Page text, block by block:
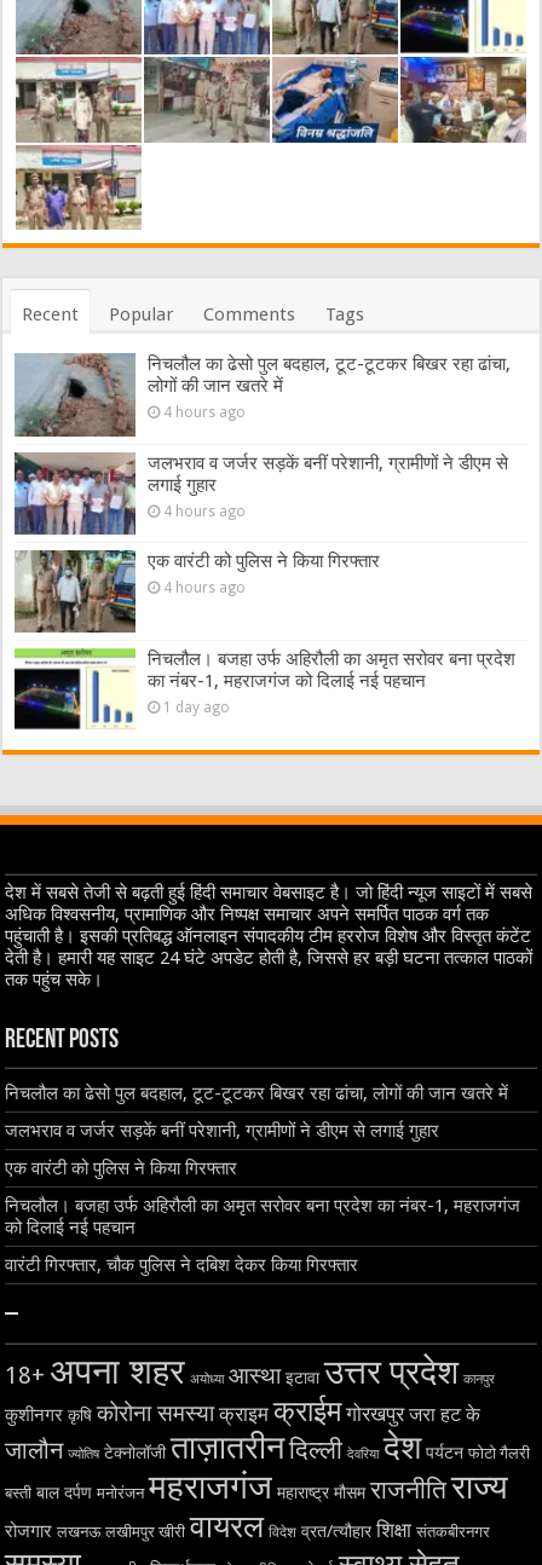
Recent Popular Comments Tags
निचलौल का ढेसो पुल बदहाल, टूट-टूटकर बिखर रहा ढांचा,
लोगों की जान खतरे में
4 hours ago
जलभराव व जर्जर सड़कें बनीं परेशानी, ग्रामीणों ने डीएम से
लगाई गुहार
4 hours ago
एक वारंटी को पुलिस ने किया गिरफ्तार
4 hours ago
निचलौल। बजहा उर्फ अहिरौली का अमृत सरोवर बना प्रदेश
का नंबर-1, महराजगंज को दिलाई नई पहचान
1 day ago
देश में सबसे तेजी से बढ़ती हुई हिंदी समाचार वेबसाइट है। जो हिंदी न्यूज साइटों में सबसे
अधिक विश्वसनीय, प्रामाणिक और निष्पक्ष समाचार अपने समर्पित पाठक वर्ग तक
पहुंचाती है। इसकी प्रतिबद्ध ऑनलाइन संपादकीय टीम हररोज विशेष और विस्तृत कंटेंट
देती है। हमारी यह साइट 24 घंटे अपडेट होती है, जिससे हर बड़ी घटना तत्काल पाठकों
तक पहुंच सके।
Recent Posts
निचलौल का ढेसो पुल बदहाल, टूट-टूटकर बिखर रहा ढांचा, लोगों की जान खतरे में
जलभराव व जर्जर सड़कें बनीं परेशानी, ग्रामीणों ने डीएम से लगाई गुहार
एक वारंटी को पुलिस ने किया गिरफ्तार
निचलौल। बजहा उर्फ अहिरौली का अमृत सरोवर बना प्रदेश का नंबर-1, महराजगंज
को दिलाई नई पहचान
वारंटी गिरफ्तार, चौक पुलिस ने दबिश देकर किया गिरफ्तार
–
18+ अपना शहर अयोध्या आस्था इटावा उत्तर प्रदेश कानपुर
कुशीनगर कृषि कोरोना समस्या क्राइम क्राईम गोरखपुर जरा हट के
जालौन ज्योतिष टेक्नोलॉजी ताज़ातरीनदिल्ली देवरिया देश पर्यटन फोटो गैलरी
बस्ती बाल दर्पण मनोरंजन महराजगंज महाराष्ट्र मौसम राजनीतिराज्य
रोजगार लखनऊ लखीमपुर खीरी वायरल विदेश व्रत/त्यौहार शिक्षा संतकबीरनगर